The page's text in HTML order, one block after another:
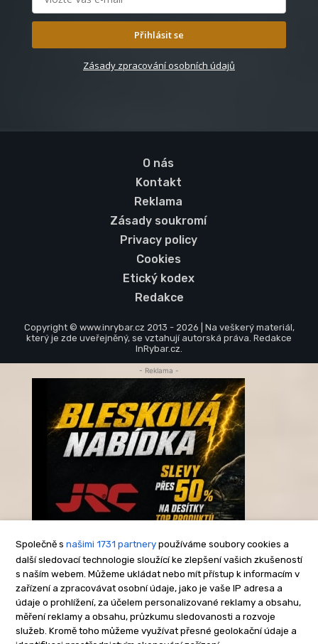
Přihlásit se
Zásady zpracování osobních údajů
O nás
Kontakt
Reklama
Zásady soukromí
Privacy policy
Cookies
Etický kodex
Redakce
Copyright © www.inrybar.cz 2013 - 2026 | Na veškerý materiál,
který je zde uveřejněný, se vztahují autorská práva. Redakce
InRybar.cz.
Společně s našimi 1731 partnery používáme soubory cookies a
další sledovací technologie sloužící ke zlepšení vašich zkušeností
s naším webem. Můžeme ukládat nebo mít přístup k informacím v
zařízení a zpracovávat osobní údaje, jako je vaše IP adresa a
údaje o prohlížení, za účelem personalizované reklamy a obsahu,
měření reklamy a obsahu, průzkumu sledovanosti a rozvoje
služeb. Kromě toho můžeme využívat přesné geolokační údaje a
- Reklama -
-Reklama-